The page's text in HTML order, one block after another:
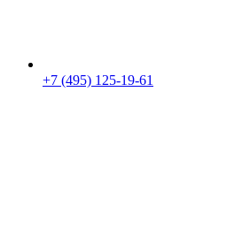
+7 (495) 125-19-61